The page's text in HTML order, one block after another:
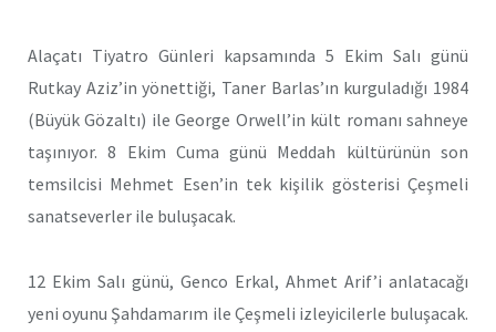
Alaçatı Tiyatro Günleri kapsamında 5 Ekim Salı günü
Rutkay Aziz’in yönettiği, Taner Barlas’ın kurguladığı 1984
(Büyük Gözaltı) ile George Orwell’in kült romanı sahneye
taşınıyor. 8 Ekim Cuma günü Meddah kültürünün son
temsilcisi Mehmet Esen’in tek kişilik gösterisi Çeşmeli
sanatseverler ile buluşacak.
12 Ekim Salı günü, Genco Erkal, Ahmet Arif’i anlatacağı
yeni oyunu Şahdamarım ile Çeşmeli izleyicilerle buluşacak.